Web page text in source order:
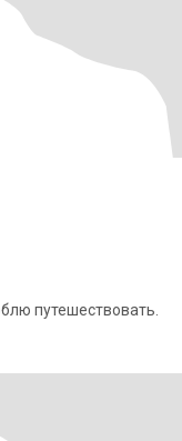
путешествовать.